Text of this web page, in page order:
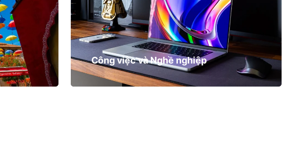
Công việc và Nghề nghiệp